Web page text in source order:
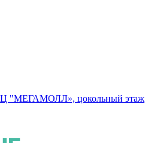
"МЕГАМОЛЛ», цокольный этаж